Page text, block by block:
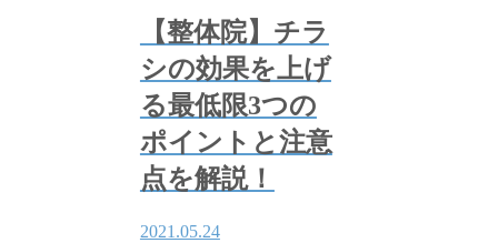
【整体院】チラ
シの効果を上げ
る最低限3つの
ポイントと注意
点を解説！
2021.05.24